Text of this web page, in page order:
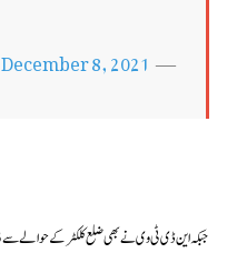
— ANI (@ANI)
December 8, 2021
جبکہ این ڈی ٹی وی نے بھی ضلع کلکٹر کے حوالے سے 13 اموات کی تصدیق کی ہے۔